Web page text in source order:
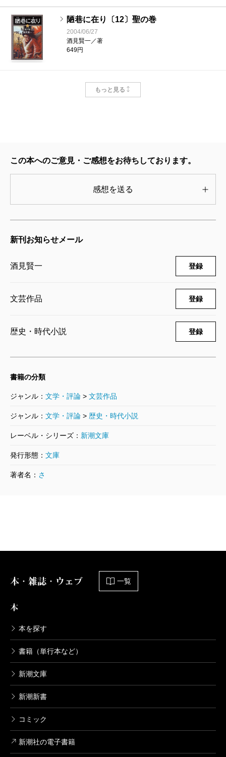
陋巷に在り〔12〕聖の巻
2004/06/27
酒見賢一／著
649円
陋巷に在り〔11〕顔の巻
2004/02/28
2003/10/29
2003/06/28
607円
酒見賢一／著
陋巷に在り〔5〕妨の巻
1999/06/30
524円
陋巷に在り〔2〕呪の巻
陋巷に在り〔1〕儒の巻
565円
もっと見る
この本へのご意見・ご感想をお待ちしております。
感想を送る
新刊お知らせメール
酒見賢一 登録
文芸作品 登録
歴史・時代小説 登録
書籍の分類
ジャンル： 文学・評論 > 文芸作品
ジャンル： 文学・評論 > 歴史・時代小説
レーベル・シリーズ： 新潮文庫
発行形態： 文庫
著者名： さ
本・雑誌・ウェブ 一覧
本
本を探す
書籍（単行本など）
新潮文庫
新潮新書
コミック
新潮社の電子書籍